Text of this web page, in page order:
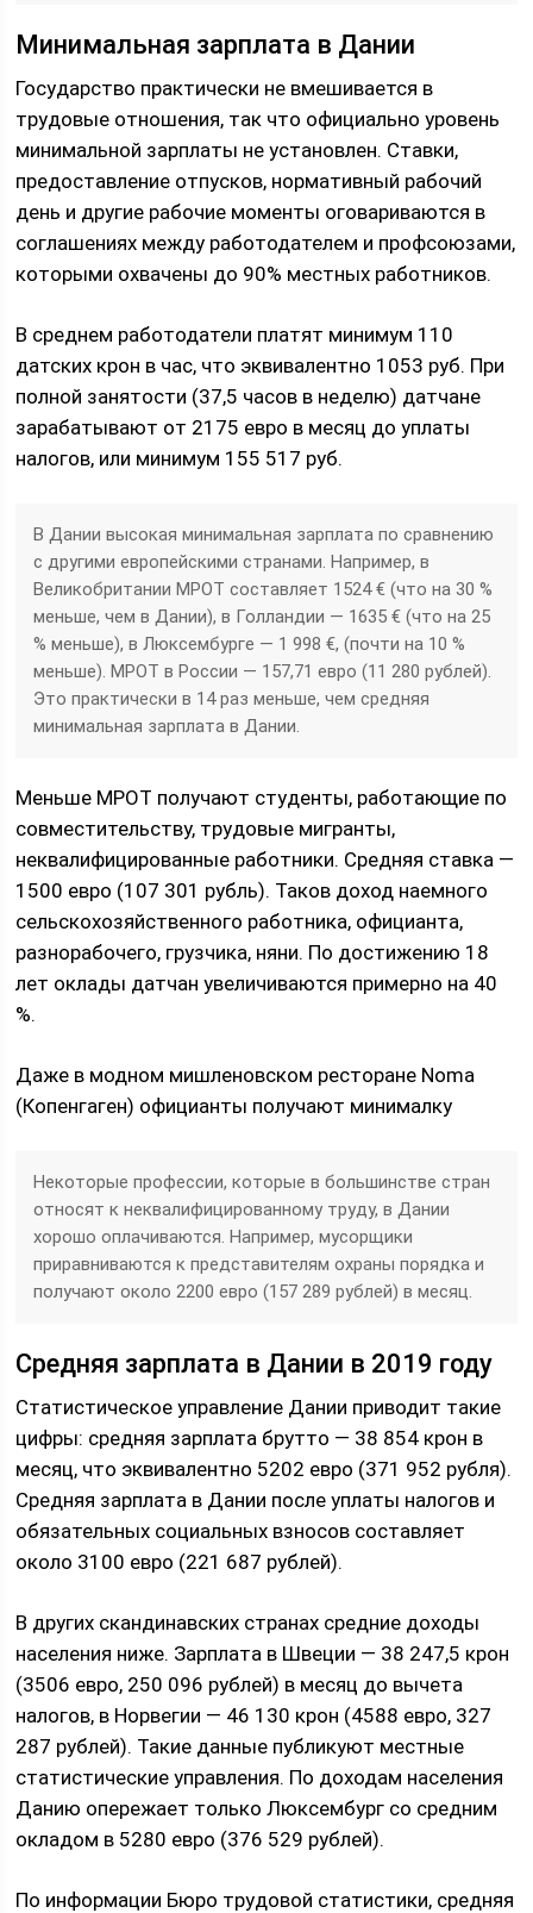
Минимальная зарплата в Дании
Государство практически не вмешивается в
трудовые отношения, так что официально уровень
минимальной зарплаты не установлен. Ставки,
предоставление отпусков, нормативный рабочий
день и другие рабочие моменты оговариваются в
соглашениях между работодателем и профсоюзами,
которыми охвачены до 90% местных работников.
В среднем работодатели платят минимум 110
датских крон в час, что эквивалентно 1053 руб. При
полной занятости (37,5 часов в неделю) датчане
зарабатывают от 2175 евро в месяц до уплаты
налогов, или минимум 155 517 руб.
В Дании высокая минимальная зарплата по сравнению
с другими европейскими странами. Например, в
Великобритании МРОТ составляет 1524 € (что на 30 %
меньше, чем в Дании), в Голландии — 1635 € (что на 25
% меньше), в Люксембурге — 1 998 €, (почти на 10 %
меньше). МРОТ в России — 157,71 евро (11 280 рублей).
Это практически в 14 раз меньше, чем средняя
минимальная зарплата в Дании.
Меньше МРОТ получают студенты, работающие по
совместительству, трудовые мигранты,
неквалифицированные работники. Средняя ставка —
1500 евро (107 301 рубль). Таков доход наемного
сельскохозяйственного работника, официанта,
разнорабочего, грузчика, няни. По достижению 18
лет оклады датчан увеличиваются примерно на 40
%.
Даже в модном мишленовском ресторане Noma
(Копенгаген) официанты получают минималку
Некоторые профессии, которые в большинстве стран
относят к неквалифицированному труду, в Дании
хорошо оплачиваются. Например, мусорщики
приравниваются к представителям охраны порядка и
получают около 2200 евро (157 289 рублей) в месяц.
Средняя зарплата в Дании в 2019 году
Статистическое управление Дании приводит такие
цифры: средняя зарплата брутто — 38 854 крон в
месяц, что эквивалентно 5202 евро (371 952 рубля).
Средняя зарплата в Дании после уплаты налогов и
обязательных социальных взносов составляет
около 3100 евро (221 687 рублей).
В других скандинавских странах средние доходы
населения ниже. Зарплата в Швеции — 38 247,5 крон
(3506 евро, 250 096 рублей) в месяц до вычета
налогов, в Норвегии — 46 130 крон (4588 евро, 327
287 рублей). Такие данные публикуют местные
статистические управления. По доходам населения
Данию опережает только Люксембург со средним
окладом в 5280 евро (376 529 рублей).
По информации Бюро трудовой статистики, средняя